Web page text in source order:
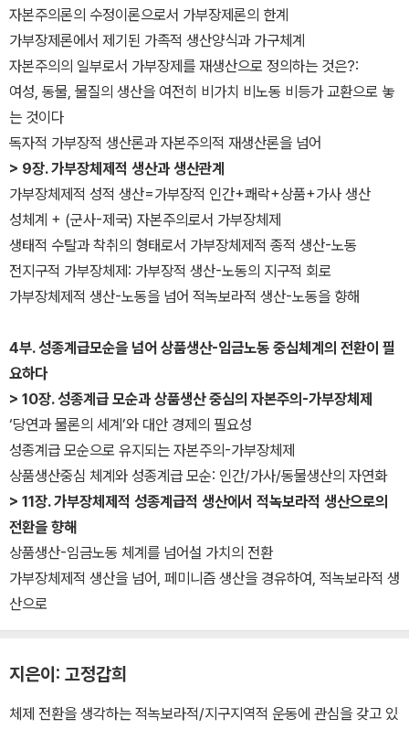
자본주의론의 수정이론으로서 가부장제론의 한계
가부장제론에서 제기된 가족적 생산양식과 가구체계
자본주의의 일부로서 가부장제를 재생산으로 정의하는 것은?:
여성, 동물, 물질의 생산을 여전히 비가치 비노동 비등가 교환으로 놓
는 것이다
독자적 가부장적 생산론과 자본주의적 재생산론을 넘어
> 9장. 가부장체제적 생산과 생산관계
가부장체제적 성적 생산=가부장적 인간+쾌락+상품+가사 생산
성체계 + (군사-제국) 자본주의로서 가부장체제
생태적 수탈과 착취의 형태로서 가부장체제적 종적 생산-노동
전지구적 가부장체제: 가부장적 생산-노동의 지구적 회로
가부장체제적 생산-노동을 넘어 적녹보라적 생산-노동을 향해
4부. 성종계급모순을 넘어 상품생산-임금노동 중심체계의 전환이 필
요하다
> 10장. 성종계급 모순과 상품생산 중심의 자본주의-가부장체제
‘당연과 물론의 세계’와 대안 경제의 필요성
성종계급 모순으로 유지되는 자본주의-가부장체제
상품생산중심 체계와 성종계급 모순: 인간/가사/동물생산의 자연화
> 11장. 가부장체제적 성종계급적 생산에서 적녹보라적 생산으로의
전환을 향해
상품생산-임금노동 체계를 넘어설 가치의 전환
가부장체제적 생산을 넘어, 페미니즘 생산을 경유하여, 적녹보라적 생
산으로
지은이: 고정갑희
체제 전환을 생각하는 적녹보라적/지구지역적 운동에 관심을 갖고 있